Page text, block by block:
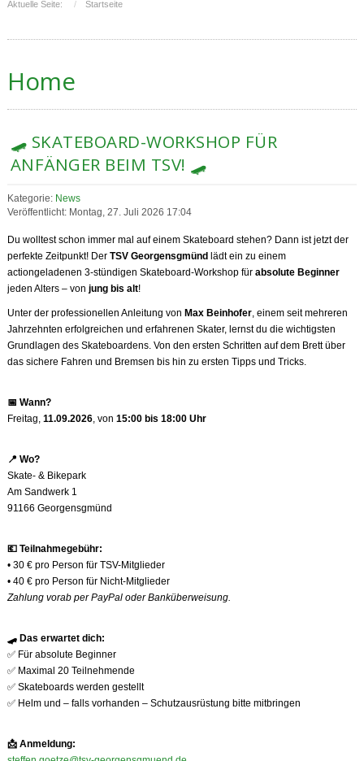
Aktuelle Seite: Startseite
Home
🛹 SKATEBOARD-WORKSHOP FÜR
ANFÄNGER BEIM TSV! 🛹
Kategorie: News
Veröffentlicht: Montag, 27. Juli 2026 17:04
Du wolltest schon immer mal auf einem Skateboard stehen? Dann ist jetzt der
perfekte Zeitpunkt! Der TSV Georgensgmündlädt ein zu einem
actiongeladenen 3-stündigen Skateboard-Workshop für absolute Beginner
jeden Alters – von jung bis alt!
Unter der professionellen Anleitung von Max Beinhofer, einem seit mehreren
Jahrzehnten erfolgreichen und erfahrenen Skater, lernst du die wichtigsten
Grundlagen des Skateboardens. Von den ersten Schritten auf dem Brett über
das sichere Fahren und Bremsen bis hin zu ersten Tipps und Tricks.
📅 Wann?
Freitag, 11.09.2026, von 15:00 bis 18:00 Uhr
📍 Wo?
Skate- & Bikepark
Am Sandwerk 1
91166 Georgensgmünd
💶Teilnahmegebühr:
• 30 € pro Person für TSV-Mitglieder
• 40 € pro Person für Nicht-Mitglieder
Zahlung vorab per PayPal oder Banküberweisung.
🛹Das erwartet dich:
✅Für absolute Beginner
✅Maximal 20 Teilnehmende
✅Skateboards werden gestellt
✅Helm und – falls vorhanden – Schutzausrüstung bitte mitbringen
📩Anmeldung: